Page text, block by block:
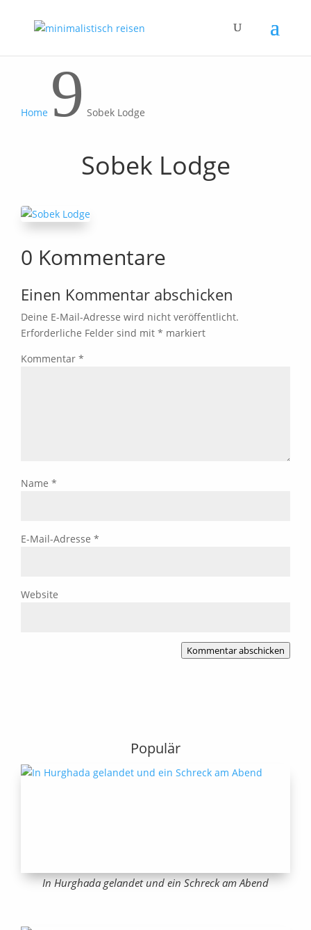
Home 9 Sobek Lodge
Sobek Lodge
0 Kommentare
Einen Kommentar abschicken
Deine E-Mail-Adresse wird nicht veröffentlicht.
Erforderliche Felder sind mit * markiert
Kommentar *
Name *
E-Mail-Adresse *
Website
Kommentar abschicken
Populär
In Hurghada gelandet und ein Schreck am Abend